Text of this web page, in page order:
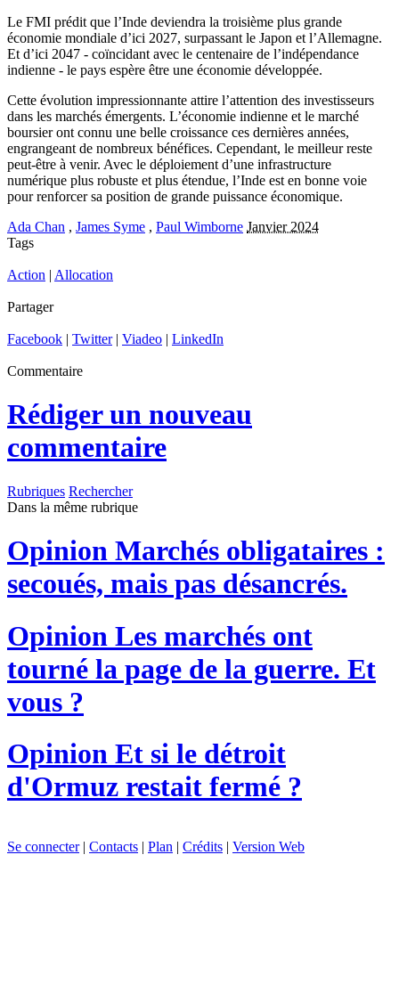
Le FMI prédit que l’Inde deviendra la troisième plus grande
économie mondiale d’ici 2027, surpassant le Japon et l’Allemagne.
Et d’ici 2047 - coïncidant avec le centenaire de l’indépendance
indienne - le pays espère être une économie développée.
Cette évolution impressionnante attire l’attention des investisseurs
dans les marchés émergents. L’économie indienne et le marché
boursier ont connu une belle croissance ces dernières années,
engrangeant de nombreux bénéfices. Cependant, le meilleur reste
peut-être à venir. Avec le déploiement d’une infrastructure
numérique plus robuste et plus étendue, l’Inde est en bonne voie
pour renforcer sa position de grande puissance économique.
Ada Chan , James Syme , Paul Wimborne Janvier 2024
Tags
Action | Allocation
Partager
Facebook | Twitter| Viadeo | LinkedIn
Commentaire
Rédiger un nouveau
commentaire
Rubriques Rechercher
Dans la même rubrique
Opinion Marchés obligataires :
secoués, mais pas désancrés.
Opinion Les marchés ont
tourné la page de la guerre. Et
vous ?
Opinion Et si le détroit
d'Ormuz restait fermé ?
Se connecter| Contacts | Plan | Crédits | Version Web